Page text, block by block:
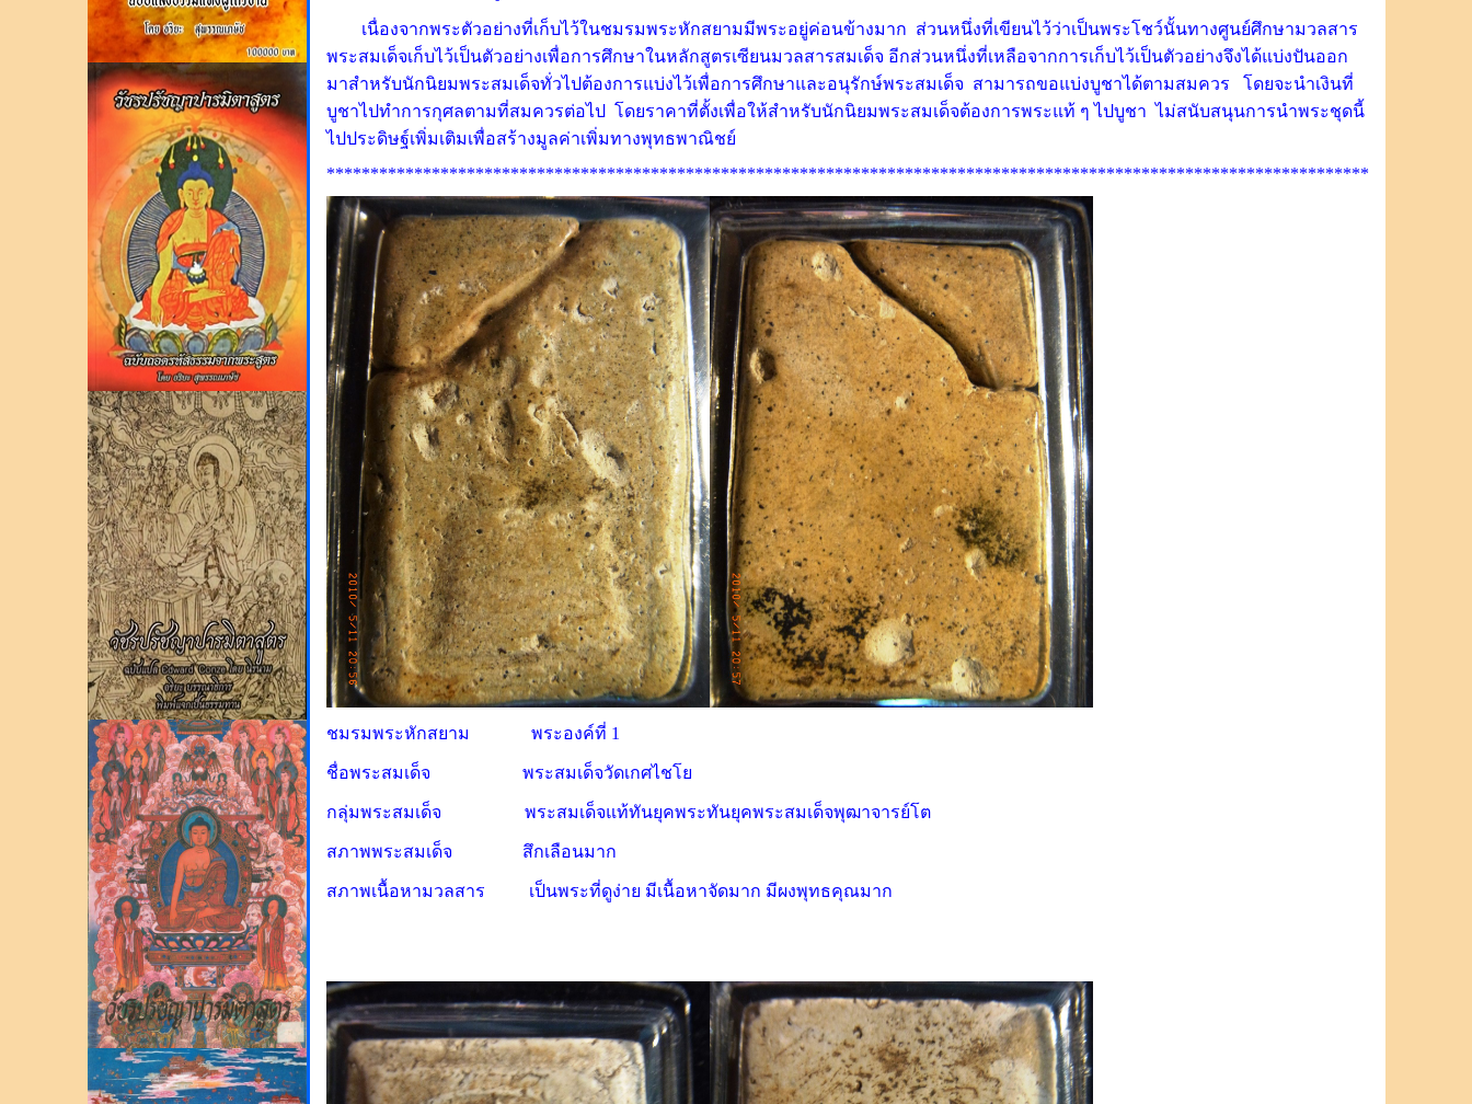
เนื่องจากพระตัวอย่างที่เก็บไว้ในชมรมพระหักสยามมีพระอยู่ค่อนข้างมาก ส่วนหนึ่งที่เขียนไว้ว่าเป็นพระโชว์นั้นทางศูนย์ศึกษามวลสาร
พระสมเด็จเก็บไว้เป็นตัวอย่างเพื่อการศึกษาในหลักสูตรเซียนมวลสารสมเด็จ อีกส่วนหนึ่งที่เหลือจากการเก็บไว้เป็นตัวอย่างจึงได้แบ่งปันออก
มาสำหรับนักนิยมพระสมเด็จทั่วไปต้องการแบ่งไว้เพื่อการศึกษาและอนุรักษ์พระสมเด็จ สามารถขอแบ่งบูชาได้ตามสมควร โดยจะนำเงินที่
บูชาไปทำการกุศลตามที่สมควรต่อไป โดยราคาที่ตั้งเพื่อให้สำหรับนักนิยมพระสมเด็จต้องการพระแท้ ๆ ไปบูชา ไม่สนับสนุนการนำพระชุดนี้
ไปประดิษฐ์เพิ่มเติมเพื่อสร้างมูลค่าเพิ่มทางพุทธพาณิชย์
***********************************************************************************************************************
ชมรมพระหักสยาม พระองค์ที่ 1
ชื่อพระสมเด็จ พระสมเด็จวัดเกศไชโย
กลุ่มพระสมเด็จ พระสมเด็จแท้ทันยุคพระทันยุคพระสมเด็จพุฒาจารย์โต
สภาพพระสมเด็จ สึกเลือนมาก
สภาพเนื้อหามวลสาร เป็นพระที่ดูง่าย มีเนื้อหาจัดมาก มีผงพุทธคุณมาก